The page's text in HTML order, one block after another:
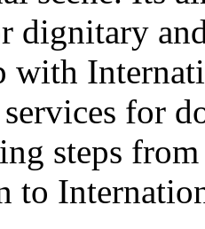
dignitary
with
for
steps
to